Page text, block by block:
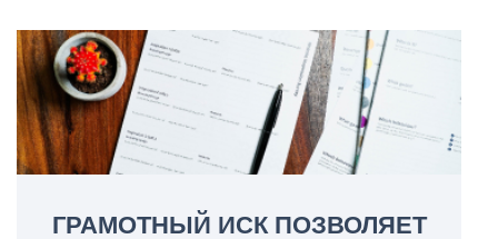
ГРАМОТНЫЙ ИСК ПОЗВОЛЯЕТ